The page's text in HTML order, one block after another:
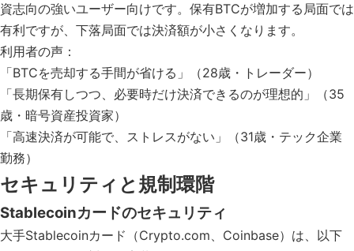
資志向の強いユーザー向けです。保有BTCが増加する局面では
有利ですが、下落局面では決済額が小さくなります。
利用者の声：
「BTCを売却する手間が省ける」（28歳・トレーダー）
「長期保有しつつ、必要時だけ決済できるのが理想的」（35
歳・暗号資産投資家）
「高速決済が可能で、ストレスがない」（31歳・テック企業
勤務）
セキュリティと規制環階
Stablecoinカードのセキュリティ
大手Stablecoinカード（Crypto.com、Coinbase）は、以下